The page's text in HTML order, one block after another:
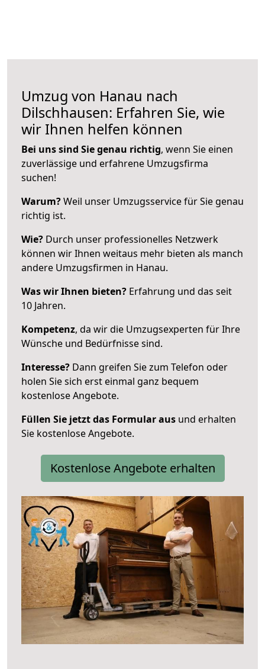
Umzug von Hanau nach
Dilschhausen: Erfahren Sie, wie
wir Ihnen helfen können
Bei uns sind Sie genau richtig, wenn Sie einen
zuverlässige und erfahrene Umzugsfirma
suchen!
Warum?Weil unser Umzugsservice für Sie genau
richtig ist.
Wie? Durch unser professionelles Netzwerk
können wir Ihnen weitaus mehr bieten als manch
andere Umzugsfirmen in Hanau.
Was wir Ihnen bieten? Erfahrung und das seit
10 Jahren.
Kompetenz, da wir die Umzugsexperten für Ihre
Wünsche und Bedürfnisse sind.
Interesse? Dann greifen Sie zum Telefon oder
holen Sie sich erst einmal ganz bequem
kostenlose Angebote.
Füllen Sie jetzt das Formular aus und erhalten
Sie kostenlose Angebote.
Kostenlose Angebote erhalten